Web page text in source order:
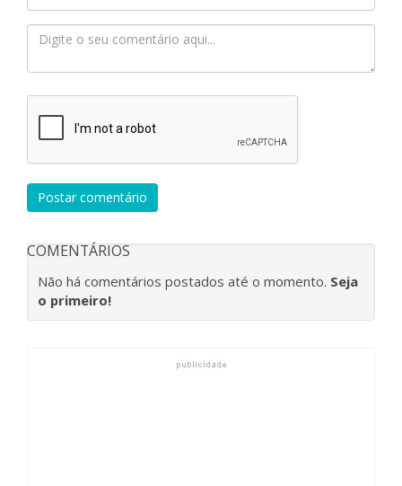
Postar comentário
COMENTÁRIOS
Não há comentários postados até o momento. Seja
o primeiro!